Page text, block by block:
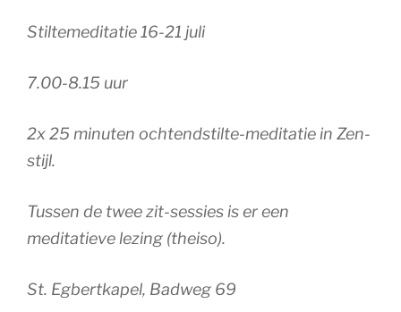
Stiltemeditatie 16-21 juli
7.00-8.15 uur
2x 25 minuten ochtendstilte-meditatie in Zen-
stijl.
Tussen de twee zit-sessies is er een
meditatieve lezing (theiso).
St. Egbertkapel, Badweg 69